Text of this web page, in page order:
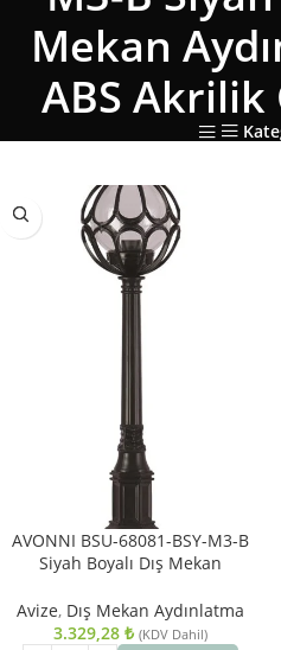
Mekan
ABS Akrilik
AVONNI BSU-68081-BSY-M3-B
Siyah Boyalı Dış Mekan
23cm
Avize, Dış Mekan Aydınlatma
3.329,28 ₺ (KDV Dahil)